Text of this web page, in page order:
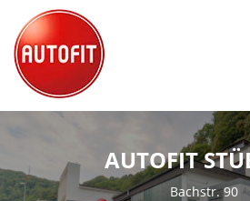
AUTOFIT
Bachstr. 90